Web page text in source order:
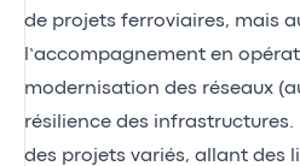
de projets ferroviaires, mais
l’accompagnement en
modernisation des réseaux
résilience des
des projets variés, allant des